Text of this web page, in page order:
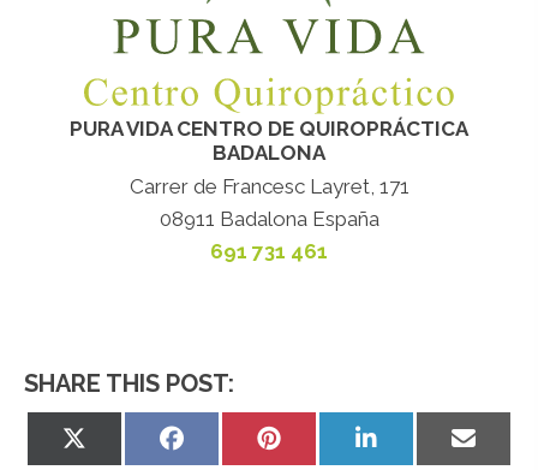
PURA VIDA CENTRO DE QUIROPRÁCTICA
BADALONA
Carrer de Francesc Layret, 171
08911 Badalona España
691 731 461
SHARE THIS POST:
on
Share
Share
Share
Share